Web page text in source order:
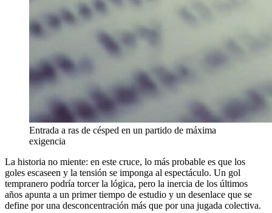
Entrada a ras de césped en un partido de máxima
exigencia
La historia no miente: en este cruce, lo más probable es que los
goles escaseen y la tensión se imponga al espectáculo. Un gol
tempranero podría torcer la lógica, pero la inercia de los últimos
años apunta a un primer tiempo de estudio y un desenlace que se
define por una desconcentración más que por una jugada colectiva.